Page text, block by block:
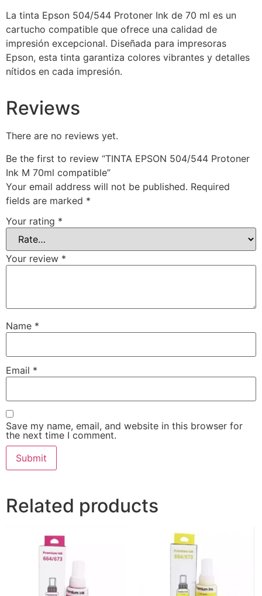
La tinta Epson 504/544 Protoner Ink de 70 ml es un
cartucho compatible que ofrece una calidad de
impresión excepcional. Diseñada para impresoras
Epson, esta tinta garantiza colores vibrantes y detalles
nítidos en cada impresión.
Reviews
There are no reviews yet.
Be the first to review “TINTA EPSON 504/544 Protoner
Ink M 70ml compatible”
Your email address will not be published. Required
fields are marked *
Your rating *
Your review *
Name *
Email *
Save my name, email, and website in this browser for
the next time I comment.
Related products